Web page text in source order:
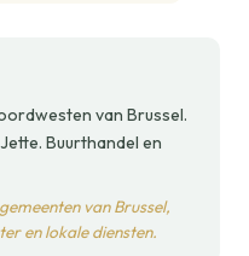
van Brussel.
Buurthandel en
van Brussel,
en lokale diensten.